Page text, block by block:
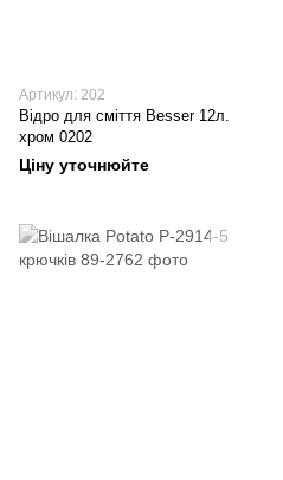
Артикул: 202
Відро для сміття Besser 12л.
хром 0202
Ціну уточнюйте